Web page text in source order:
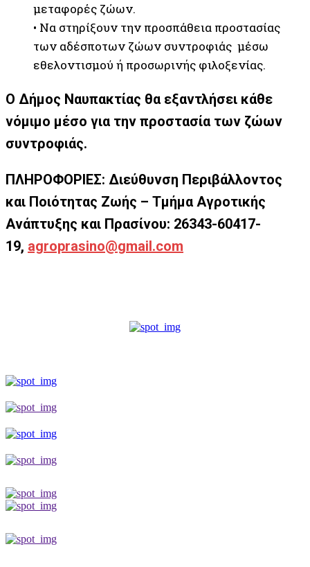
μεταφορές ζώων.
• Να στηρίξουν την προσπάθεια προστασίας
των αδέσποτων ζώων συντροφιάς μέσω
εθελοντισμού ή προσωρινής φιλοξενίας.
Ο Δήμος Ναυπακτίας θα εξαντλήσει κάθε
νόμιμο μέσο για την προστασία των ζώων
συντροφιάς.
ΠΛΗΡΟΦΟΡΙΕΣ: Διεύθυνση Περιβάλλοντος
και Ποιότητας Ζωής – Τμήμα Αγροτικής
Ανάπτυξης και Πρασίνου: 26343-60417-
19, agroprasino@gmail.com